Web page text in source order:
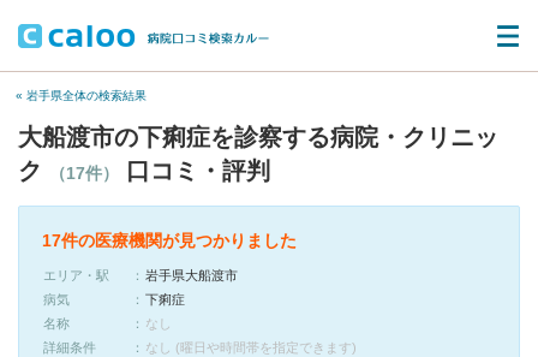
« 岩手県全体の検索結果
大船渡市の下痢症を診察する病院・クリニッ
ク
（17件） 口コミ・評判
17件の医療機関が見つかりました
エリア・駅
岩手県大船渡市
病気
下痢症
名称
なし
詳細条件
なし (曜日や時間帯を指定できます)